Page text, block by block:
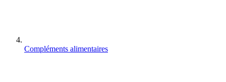
Compléments alimentaires